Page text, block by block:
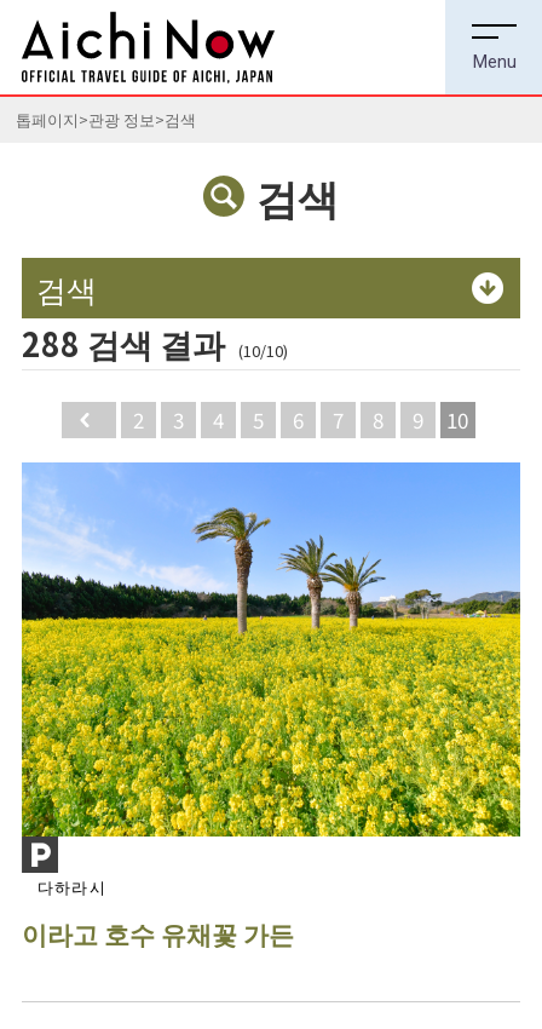
톱페이지 관광 정보 검색
검색
검색
288 검색 결과 (10/10)
Back
2 3 4 5 6 7 8 9 10
다하라시
이라고 호수 유채꽃 가든